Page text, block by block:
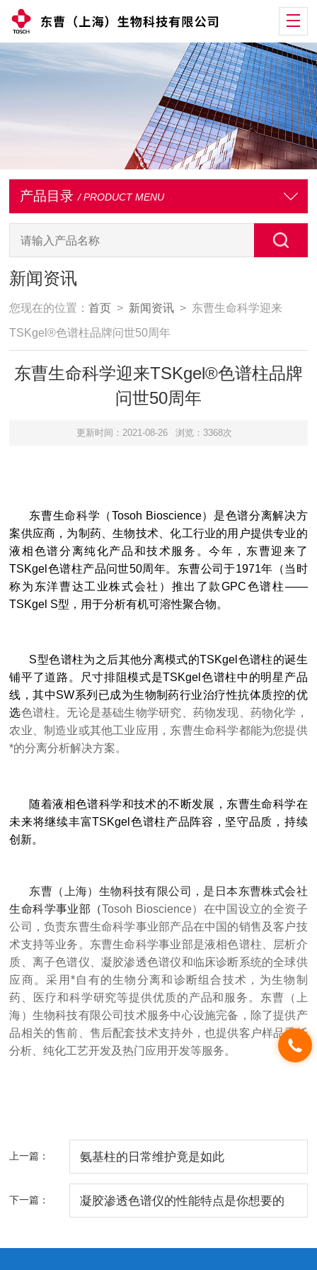
产品目录 / PRODUCT MENU
新闻资讯
您现在的位置：首页 > 新闻资讯 > 东曹生命科学迎来
TSKgel®色谱柱品牌问世50周年
东曹生命科学迎来TSKgel®色谱柱品牌
问世50周年
更新时间：2021-08-26 浏览：3368次
东曹生命科学（Tosoh Bioscience）是色谱分离解决方
案供应商，为制药、生物技术、化工行业的用户提供专业的
液相色谱分离纯化产品和技术服务。今年，东曹迎来了
TSKgel色谱柱产品问世50周年。东曹公司于1971年（当时
称为东洋曹达工业株式会社）推出了款GPC色谱柱——
TSKgel S型，用于分析有机可溶性聚合物。
S型色谱柱为之后其他分离模式的TSKgel色谱柱的诞生
铺平了道路。尺寸排阻模式是TSKgel色谱柱中的明星产品
线，其中SW系列已成为生物制药行业治疗性抗体质控的优
选色谱柱。无论是基础生物学研究、药物发现、药物化学，
农业、制造业或其他工业应用，东曹生命科学都能为您提供
*的分离分析解决方案。
随着液相色谱科学和技术的不断发展，东曹生命科学在
未来将继续丰富TSKgel色谱柱产品阵容，坚守品质，持续
创新。
东曹（上海）生物科技有限公司，是日本东曹株式会社
生命科学事业部（Tosoh Bioscience）在中国设立的全资子
公司，负责东曹生命科学事业部产品在中国的销售及客户技
术支持等业务。东曹生命科学事业部是液相色谱柱、层析介
质、离子色谱仪、凝胶渗透色谱仪和临床诊断系统的全球供
应商。采用*自有的生物分离和诊断组合技术，为生物制
药、医疗和科学研究等提供优质的产品和服务。东曹（上
海）生物科技有限公司技术服务中心设施完备，除了提供产
品相关的售前、售后配套技术支持外，也提供客户样品委托
分析、纯化工艺开发及热门应用开发等服务。
上一篇： 氨基柱的日常维护竟是如此
下一篇： 凝胶渗透色谱仪的性能特点是你想要的